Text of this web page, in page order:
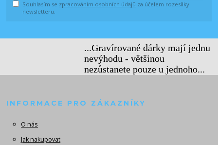
Souhlasím se zpracováním osobních údajů za účelem rozesílky
newsletteru.
...Gravírované dárky mají jednu
nevýhodu - většinou
nezůstanete pouze u jednoho...
INFORMACE PRO ZÁKAZNÍKY
O nás
Jak nakupovat